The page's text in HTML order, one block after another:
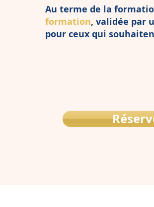
Au terme de la
formation, validée par
pour ceux qui